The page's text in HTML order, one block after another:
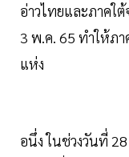
อ่าวไทยและภาคใ
3 พ.ค. 65 ทำให้ภ
แห่ง
อนึ่ง ในช่วงวันที่